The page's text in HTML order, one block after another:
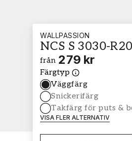
WALLPASSION
NCS S 3030-
från 279 kr
Färgtyp
Väggfärg
Snickerifärg
Takfärg för puts &
VISA FLER ALTERNATIV